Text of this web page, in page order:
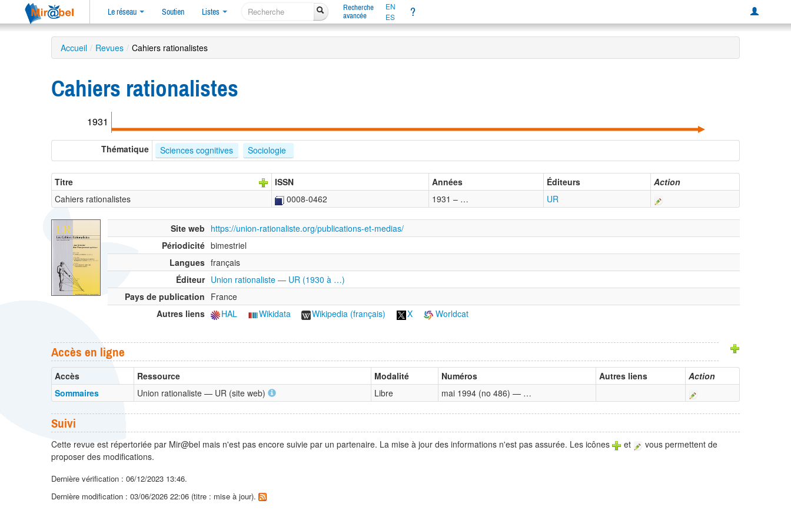
Le réseau Soutien Listes
Recherche
avancée
EN
ES
?
Accueil / Revues / Cahiers rationalistes
Cahiers rationalistes
1931
Thématique Sciences cognitives Sociologie
Titre ISSN Années Éditeurs
Action
Cahiers rationalistes
0008-0462 1931 – … UR
Site web https://union-rationaliste.org/publications-et-medias/
Périodicité bimestriel
Langues français
Éditeur Union rationaliste — UR (1930 à …)
Pays de publication France
Autres liens
HAL Wikidata Wikipedia (français) X Worldcat
Accès en ligne
Accès Ressource Modalité Numéros Autres liens
Action
Sommaires
Union rationaliste — UR (site web) Libre mai 1994 (no 486) — …
Suivi
Cette revue est répertoriée par Mir@bel mais n'est pas encore suivie par un partenaire. La mise à jour des informations n'est pas assurée. Les icônes et
vous permettent de
proposer des modifications.
Dernière vérification : 06/12/2023 13:46.
Dernière modification : 03/06/2026 22:06 (titre : mise à jour).